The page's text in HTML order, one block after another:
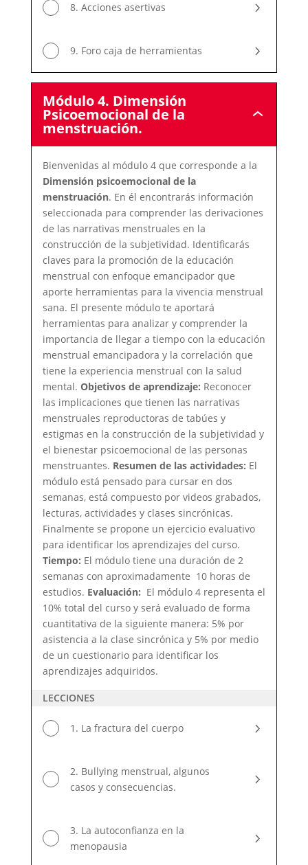
8. Acciones asertivas
9. Foro caja de herramientas
Módulo 4. Dimensión
Psicoemocional de la
menstruación.
Módulo
de
Bienvenidas al módulo 4 que corresponde a la
Dimensión psicoemocional de la
menstruación. En él encontrarás información
seleccionada para comprender las derivaciones
de las narrativas menstruales en la
construcción de la subjetividad. Identificarás
claves para la promoción de la educación
menstrual con enfoque emancipador que
aporte herramientas para la vivencia menstrual
sana. El presente módulo te aportará
herramientas para analizar y comprender la
importancia de llegar a tiempo con la educación
menstrual emancipadora y la correlación que
tiene la experiencia menstrual con la salud
mental. Objetivos de aprendizaje: Reconocer
las implicaciones que tienen las narrativas
menstruales reproductoras de tabúes y
estigmas en la construcción de la subjetividad y
el bienestar psicoemocional de las personas
menstruantes. Resumen de las actividades: El
módulo está pensado para cursar en dos
semanas, está compuesto por videos grabados,
lecturas, actividades y clases sincrónicas.
Finalmente se propone un ejercicio evaluativo
para identificar los aprendizajes del curso.
Tiempo: El módulo tiene una duración de 2
semanas con aproximadamente 10 horas de
estudios. Evaluación: El módulo 4 representa el
10% total del curso y será evaluado de forma
cuantitativa de la siguiente manera: 5% por
asistencia a la clase sincrónica y 5% por medio
de un cuestionario para identificar los
aprendizajes adquiridos.
LECCIONES
1. La fractura del cuerpo
2. Bullying menstrual, algunos
casos y consecuencias.
3. La autoconfianza en la
menopausia